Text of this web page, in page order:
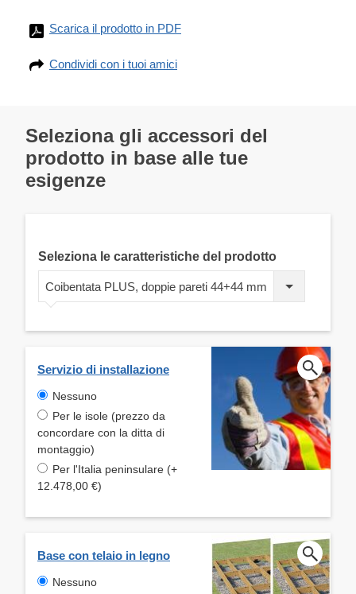
Scarica il prodotto in PDF
Condividi con i tuoi amici
Seleziona gli accessori del
prodotto in base alle tue
esigenze
Seleziona le caratteristiche del prodotto
Coibentata PLUS, doppie pareti 44+44 mm
Servizio di installazione
Nessuno
Per le isole (prezzo da
concordare con la ditta di
montaggio)
Per l'Italia peninsulare (+
12.478,00 €)
Base con telaio in legno
Nessuno